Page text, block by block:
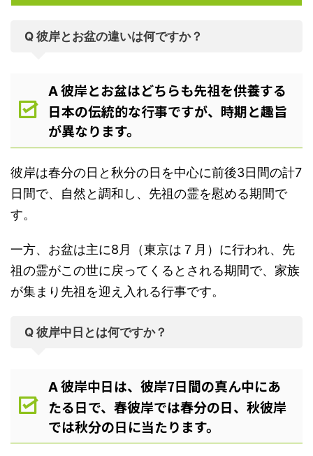
Q 彼岸とお盆の違いは何ですか？
A彼岸とお盆はどちらも先祖を供養する
日本の伝統的な行事ですが、時期と趣旨
が異なります。
彼岸は春分の日と秋分の日を中心に前後3日間の計7
日間で、自然と調和し、先祖の霊を慰める期間で
す。
一方、お盆は主に8月（東京は７月）に行われ、先
祖の霊がこの世に戻ってくるとされる期間で、家族
が集まり先祖を迎え入れる行事です。
Q 彼岸中日とは何ですか？
A彼岸中日は、彼岸7日間の真ん中にあ
たる日で、春彼岸では春分の日、秋彼岸
では秋分の日に当たります。